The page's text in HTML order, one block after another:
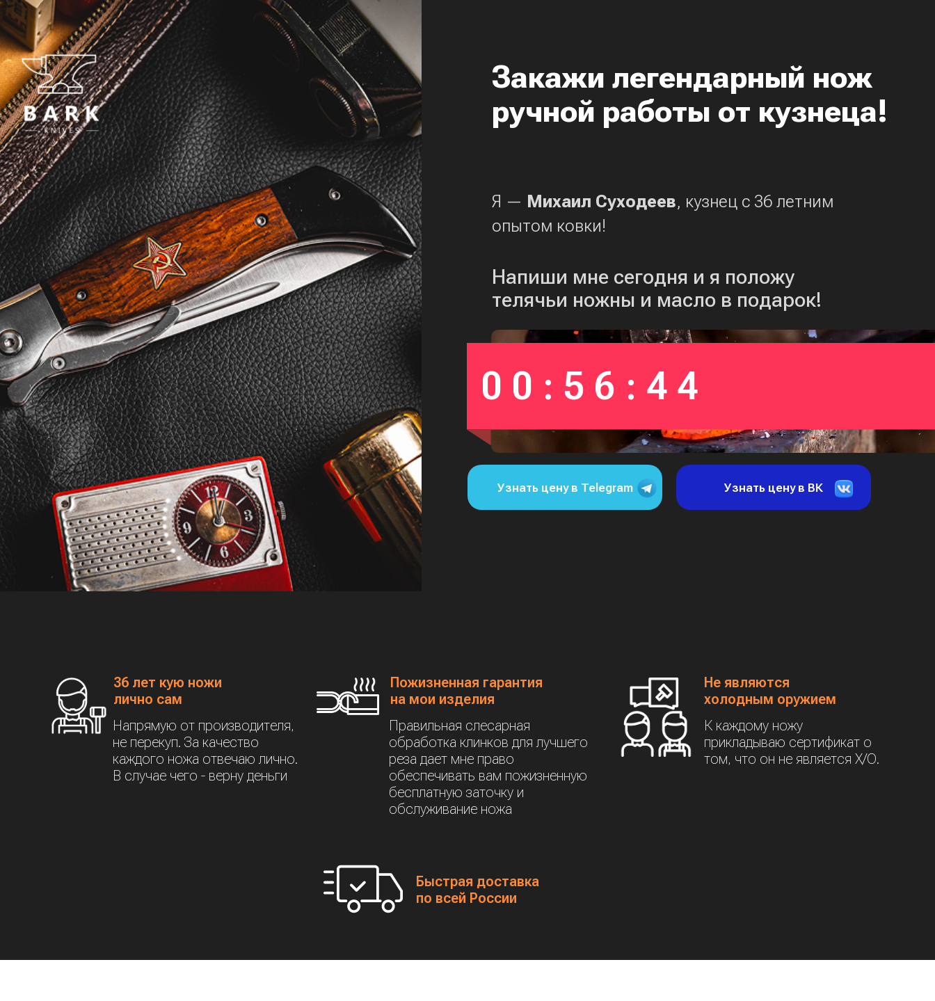
Я — Михаил Суходеев, кузнец с 36 летним
опытом ковки!
Напиши мне сегодня и я положу
телячьи ножны и масло в подарок!
Закажи легендарный нож
ручной работы от кузнеца!
00:56:43
Узнать цену в ВК
Узнать цену в Telegram
36 лет кую ножи
лично сам
Напрямую от производителя,
не перекуп. За качество
каждого ножа отвечаю лично.
В случае чего - верну деньги
Быстрая доставка
по всей России
Пожизненная гарантия
на мои изделия
Правильная слесарная
обработка клинков для лучшего
реза дает мне право
обеспечивать вам пожизненную
бесплатную заточку и
обслуживание ножа
Не являются
холодным оружием
К каждому ножу
прикладываю сертификат о
том, что он не является Х/О.